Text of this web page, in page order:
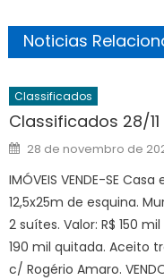
Noticias
Classificados
Classificados 28/11
Posted
on
28 de novembro de
IMÓVEIS VENDE-SE
12,5x25m de esquina.
2 suítes. Valor: R$ 150
190 mil quitada. Aceito
c/ Rogério Amaro.